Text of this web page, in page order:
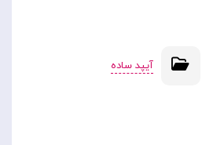
آیپد ساده